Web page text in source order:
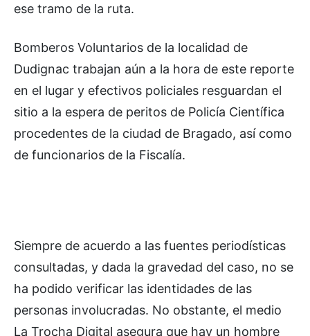
ese tramo de la ruta.
Bomberos Voluntarios de la localidad de
Dudignac trabajan aún a la hora de este reporte
en el lugar y efectivos policiales resguardan el
sitio a la espera de peritos de Policía Científica
procedentes de la ciudad de Bragado, así como
de funcionarios de la Fiscalía.
Siempre de acuerdo a las fuentes periodísticas
consultadas, y dada la gravedad del caso, no se
ha podido verificar las identidades de las
personas involucradas. No obstante, el medio
La Trocha Digital asegura que hay un hombre